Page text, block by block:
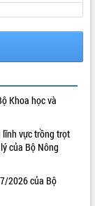
Khoa học và
lĩnh vực trồng trọt
của Bộ Nông
2026 của Bộ